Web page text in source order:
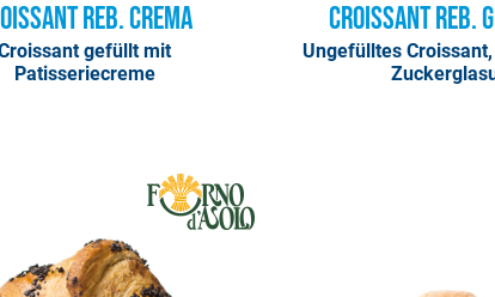
Reb. Crema
gefüllt mit
Patisseriecreme
Croissant Reb.
Ungefülltes